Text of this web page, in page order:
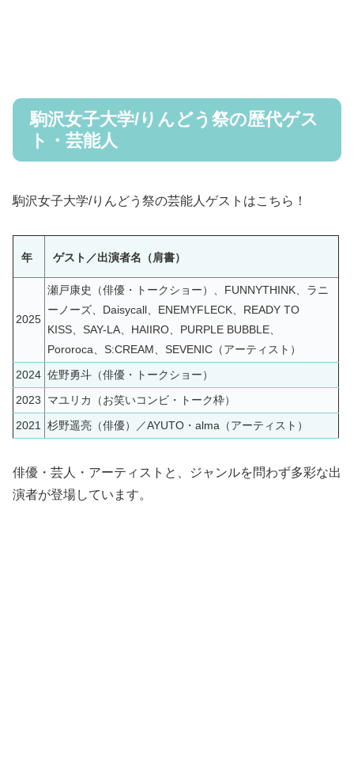
駒沢女子大学/りんどう祭の歴代ゲス
ト・芸能人
駒沢女子大学/りんどう祭の芸能人ゲストはこちら！
年 ゲスト／出演者名（肩書）
2025
瀬戸康史（俳優・トークショー）、FUNNYTHINK、ラニ
ーノーズ、Daisycall、ENEMYFLECK、READY TO
KISS、SAY-LA、HAIIRO、PURPLE BUBBLE、
Pororoca、S:CREAM、SEVENIC（アーティスト）
2024 佐野勇斗（俳優・トークショー）
2023
マユリカ（お笑いコンビ・トーク枠）
2021
杉野遥亮（俳優）／AYUTO・alma（アーティスト）
俳優・芸人・アーティストと、ジャンルを問わず多彩な出
演者が登場しています。